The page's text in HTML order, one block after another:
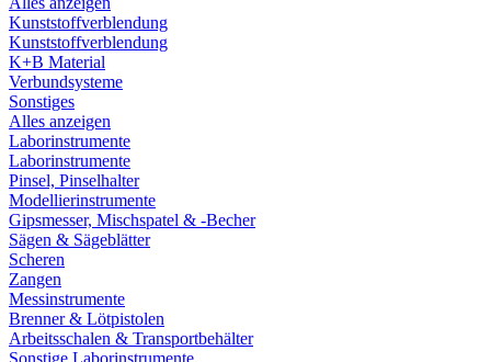
Kunststoffverblendung
Kunststoffverblendung
K+B Material
Verbundsysteme
Sonstiges
Alles anzeigen
Laborinstrumente
Laborinstrumente
Pinsel, Pinselhalter
Modellierinstrumente
Gipsmesser, Mischspatel & -Becher
Sägen & Sägeblätter
Scheren
Zangen
Messinstrumente
Brenner & Lötpistolen
Arbeitsschalen & Transportbehälter
Sonstige Laborinstrumente